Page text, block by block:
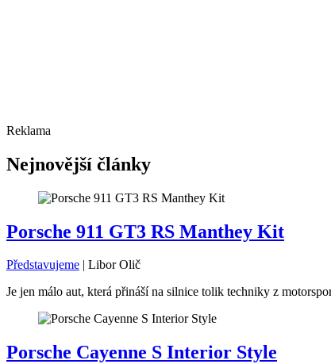
Reklama
Nejnovější články
Porsche 911 GT3 RS Manthey Kit
Představujeme | Libor Olič
Je jen málo aut, která přináší na silnice tolik techniky z
Porsche Cayenne S Interior Style